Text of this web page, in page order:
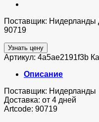
Поставщик: Нидерланды
90719
Узнать цену
Артикул: 4a5ae2191f3b
Описание
Поставщик: Нидерланды
Доставка: от 4 дней
Artcode: 90719